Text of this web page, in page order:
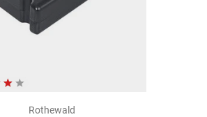
Rothewald